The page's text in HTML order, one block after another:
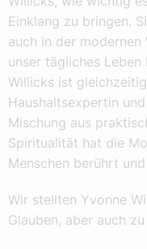
Einklang zu bringen.
auch in der
unser tägliches
Willicks ist
Haushaltsexpertin
Mischung aus
Spiritualität hat die
Menschen berührt
Wir stellten Yvonne
Glauben, aber auch